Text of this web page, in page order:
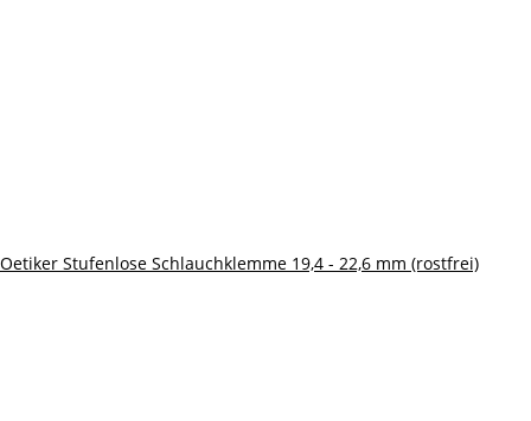
Oetiker Stufenlose Schlauchklemme 19,4 - 22,6 mm (rostfrei)